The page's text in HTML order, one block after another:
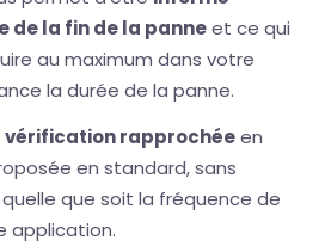
de la fin de la panneet ce qui
au maximum dans votre
la durée de la panne.
vérification rapprochéeen
en standard, sans
que soit la fréquence de
application.